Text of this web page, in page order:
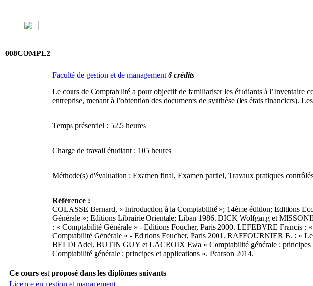
008COMPL2
Faculté de gestion et de management 6 crédits
Le cours de Comptabilité a pour objectif de familiariser les étudiants à l’Inventaire
entreprise, menant à l’obtention des documents de synthèse (les états financiers).
Temps présentiel : 52.5 heures
Charge de travail étudiant : 105 heures
Méthode(s) d'évaluation : Examen final, Examen partiel, Travaux pratiques contrôlés
Référence :
COLASSE Bernard, « Introduction à la Comptabilité »; 14ème édition; Editions
Générale »; Editions Librairie Orientale; Liban 1986. DICK Wolfgang et
: « Comptabilité Générale » - Editions Foucher, Paris 2000. LEFEBVRE Francis
Comptabilité Générale » - Editions Foucher, Paris 2001. RAFFOURNIER B. : «
BELDI Adel, BUTIN GUY et LACROIX Ewa « Comptabilité générale :
Comptabilité générale : principes et applications ». Pearson 2014.
Ce cours est proposé dans les diplômes suivants
Licence en gestion et management